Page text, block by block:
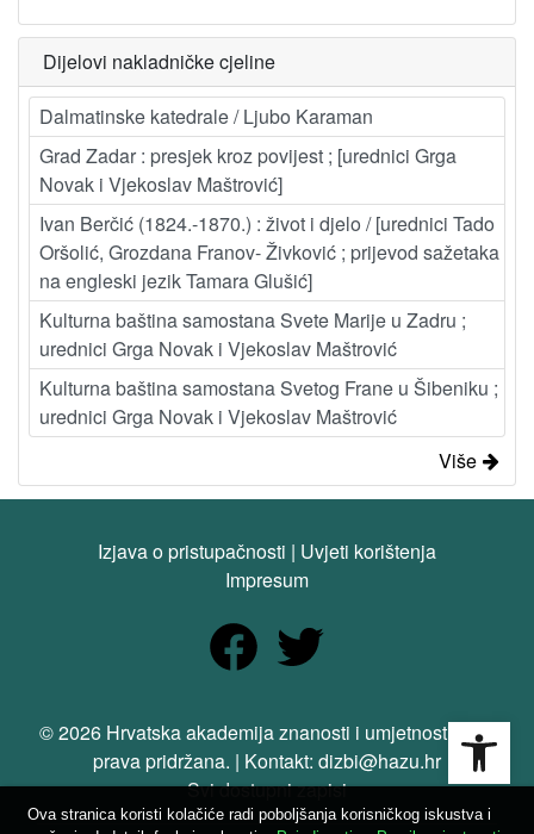
Dijelovi nakladničke cjeline
Dalmatinske katedrale / Ljubo Karaman
Grad Zadar : presjek kroz povijest ; [urednici Grga
Novak i Vjekoslav Maštrović]
Ivan Berčić (1824.-1870.) : život i djelo / [urednici Tado
Oršolić, Grozdana Franov- Živković ; prijevod sažetaka
na engleski jezik Tamara Glušić]
Kulturna baština samostana Svete Marije u Zadru ;
urednici Grga Novak i Vjekoslav Maštrović
Kulturna baština samostana Svetog Frane u Šibeniku ;
urednici Grga Novak i Vjekoslav Maštrović
Više
Izjava o pristupačnosti | Uvjeti korištenja
Impresum
© 2026 Hrvatska akademija znanosti i umjetnosti. Sva
prava pridržana. | Kontakt: dizbi@hazu.hr
Svi dostupni zapisi
Ova stranica koristi kolačiće radi poboljšanja korisničkog iskustva i